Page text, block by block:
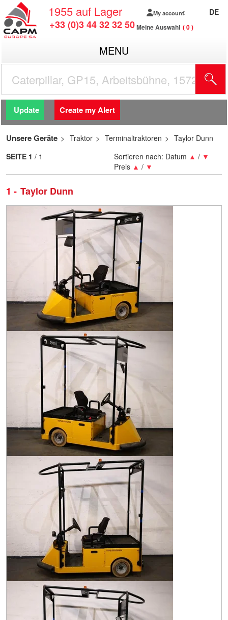
1955 auf Lager
+33 (0)3 44 32 32 50
My account
Meine Auswahl 0
DE
MENU
Update Create my Alert
Unsere Geräte Traktor Terminaltraktoren Taylor Dunn
1 Taylor Dunn
Sortieren nach: Datum ▲ / ▼
Preis ▲ / ▼
SEITE 1 / 1